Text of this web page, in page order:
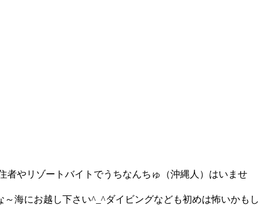
者やリゾートバイトでうちなんちゅ（沖縄人）はいませ
海にお越し下さい^_^ダイビングなども初めは怖いかもし